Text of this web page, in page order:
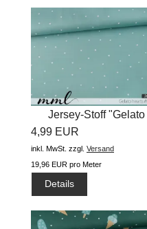
Jersey-Stoff "Gelato
hearts...
4,99 EUR
inkl. MwSt. zzgl. Versand
19,96 EUR pro Meter
Details